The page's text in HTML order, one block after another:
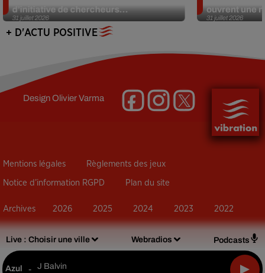
Live : Choisir une ville Webradios Podcasts
Azul - J Balvin
31 juillet 2026
d’initiative de chercheurs...
31 juillet 2026
ouvrent une
+ D'ACTU POSITIVE
DesignOlivier Varma
Mentions légales Règlements des jeux
Notice d’information RGPD Plan du site
Archives 2026 2025 2024 2023 2022